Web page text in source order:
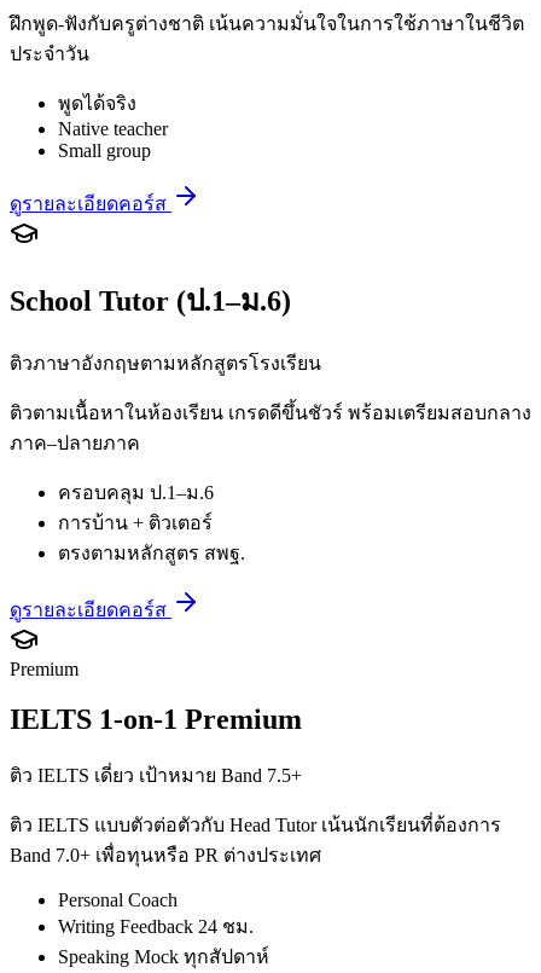
ฝึกพูด-ฟังกับครูต่างชาติ เน้นความมั่นใจในการใช้ภาษาในชีวิต
ประจำวัน
พูดได้จริง
Native teacher
Small group
ดูรายละเอียดคอร์ส
School Tutor (ป.1–ม.6)
ติวภาษาอังกฤษตามหลักสูตรโรงเรียน
ติวตามเนื้อหาในห้องเรียน เกรดดีขึ้นชัวร์ พร้อมเตรียมสอบกลาง
ภาค–ปลายภาค
ครอบคลุม ป.1–ม.6
การบ้าน + ติวเตอร์
ตรงตามหลักสูตร สพฐ.
ดูรายละเอียดคอร์ส
Premium
IELTS 1-on-1 Premium
ติว IELTS เดี่ยว เป้าหมาย Band 7.5+
ติว IELTS แบบตัวต่อตัวกับ Head Tutor เน้นนักเรียนที่ต้องการ
Band 7.0+ เพื่อทุนหรือ PR ต่างประเทศ
Personal Coach
Writing Feedback 24 ชม.
Speaking Mock ทุกสัปดาห์